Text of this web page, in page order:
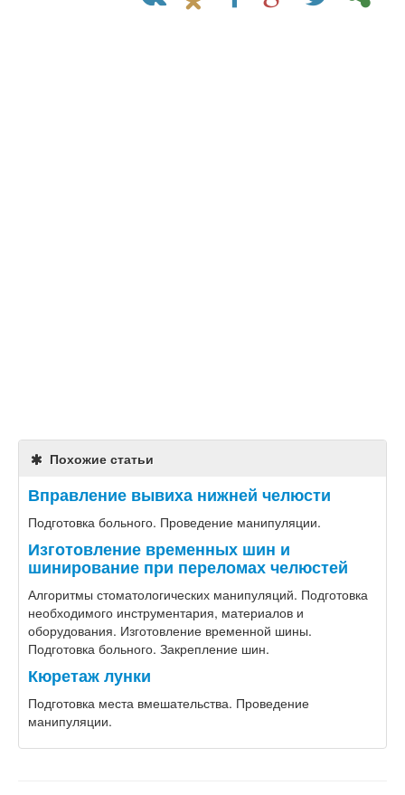
Похожие статьи
Вправление вывиха нижней челюсти
Подготовка больного. Проведение манипуляции.
Изготовление временных шин и
шинирование при переломах челюстей
Алгоритмы стоматологических манипуляций. Подготовка
необходимого инструментария, материалов и
оборудования. Изготовление временной шины.
Подготовка больного. Закрепление шин.
Кюретаж лунки
Подготовка места вмешательства. Проведение
манипуляции.